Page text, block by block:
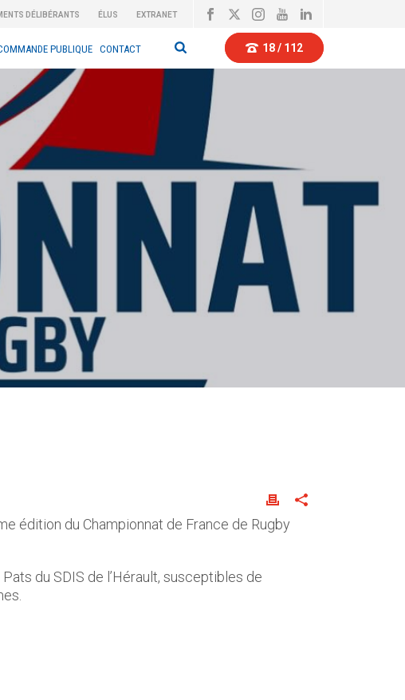
DÉLIBÉRANTS ÉLUS EXTRANET
PUBLIQUE CONTACT 18 / 112
édition du Championnat de France de Rugby
du SDIS de l’Hérault, susceptibles de